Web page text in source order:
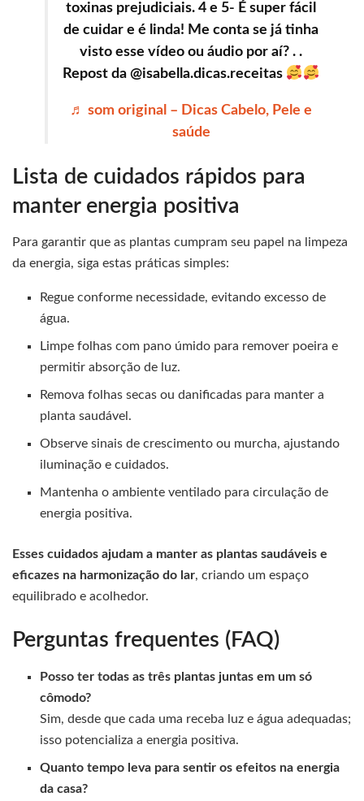
toxinas prejudiciais. 4 e 5- É super fácil
de cuidar e é linda! Me conta se já tinha
visto esse vídeo ou áudio por aí? . .
Repost da @isabella.dicas.receitas
♬ som original – Dicas Cabelo, Pele e
saúde
Lista de cuidados rápidos para
manter energia positiva
Para garantir que as plantas cumpram seu papel na limpeza
da energia, siga estas práticas simples:
Regue conforme necessidade, evitando excesso de
água.
Limpe folhas com pano úmido para remover poeira e
permitir absorção de luz.
Remova folhas secas ou danificadas para manter a
planta saudável.
Observe sinais de crescimento ou murcha, ajustando
iluminação e cuidados.
Mantenha o ambiente ventilado para circulação de
energia positiva.
Esses cuidados ajudam a manter as plantas saudáveis e
eficazes na harmonização do lar, criando um espaço
equilibrado e acolhedor.
Perguntas frequentes (FAQ)
Posso ter todas as três plantas juntas em um só
cômodo?
Sim, desde que cada uma receba luz e água adequadas;
isso potencializa a energia positiva.
Quanto tempo leva para sentir os efeitos na energia
da casa?